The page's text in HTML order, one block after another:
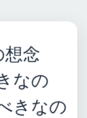
想念
なの
きなの